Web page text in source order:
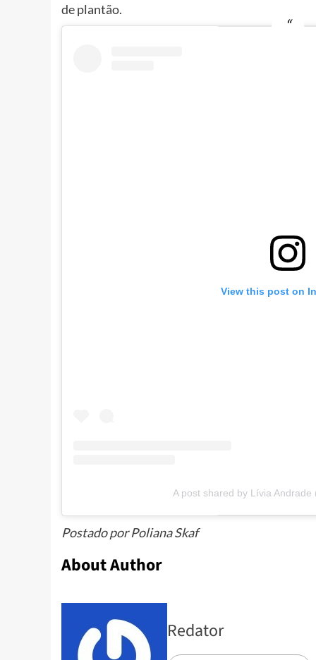
de plantão.
View this post on
A post shared by Lívia Andrade
Postado por Poliana Skaf
About Author
Redator